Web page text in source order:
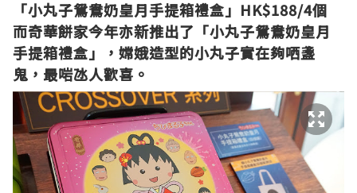
「小丸子鴛鴦奶皇月手提箱禮盒」HK$188/4個
而奇華餅家今年亦新推出了「小丸子鴛鴦奶皇月
手提箱禮盒」，嫦娥造型的小丸子實在夠哂盞
鬼，最啱氹人歡喜。